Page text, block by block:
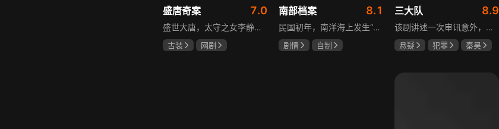
盛唐奇案 7.0
盛世大唐，太守之女李静澜天赋异禀，擅验尸断案，与神秘“鬼探”决明、武艺高强的捕快苏御安联手追凶，揭开一桩桩离奇悬案：双生姐妹的生死置换、跨越十七年的书生冤案、雅集会上的连环仪式杀人等。在迷雾与鲜血中，李静澜与决明暗生情愫，彼此扶持，坚守心中正道，挣脱宿命桎梏。盛世灯火之下，他们以智慧与勇气涤荡污浊，书写下一段守护正义与清明的传奇。
古装
网剧
南部档案 8.1
民国初年，南洋海上发生“水鬼望乡”离奇命案，张家外派调查神秘事务的南部档案馆坐办张海盐、张海虾二人搭档亲往调查，却意外卷入了一个用于猎杀海外张家人的绝命死局。张海虾以自己的死谋局求解，送张海盐上了“南安号”巨轮回厦城以图他能够有一线生机，但这趟波澜诡谲的航程似乎才刚刚起航，一手遮天的军阀大佬、单纯执着的少年账房、还有十年未见的至亲故人……张海盐独自面对着接踵而至的意外，而当他踏上厦城的那一刻，真正属于两个少年的命运才初初开始转动。
剧情
自制
三大队 8.9
该剧讲述一次审讯意外，三大队刑警程兵入狱服刑，队友受牵连脱警、降职，曾经的警界精英三大队分崩离析。十年牢狱，程兵重获自由，失去一切，而案件的犯罪嫌疑人王大勇依旧在逃。穿一天警服，终身是正义，不甘化作执着，利刃再次出鞘，程兵和三大队的兄弟重新集结踏上追凶之路，在孤独漫长的旅途中配合警方千里追凶，也在这苦行僧一样的历程中重新找到人生的坐标和生命的意义。本片根据原载于“网易人间”作者深蓝的《请转告局长，三大队任务完成》改编。
悬疑 犯罪
秦昊